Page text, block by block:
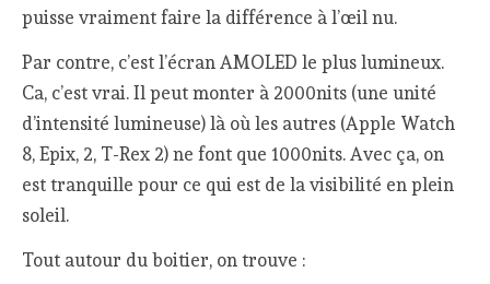
puisse vraiment faire la différence à l’œil nu.
Par contre, c’est l’écran AMOLED le plus lumineux.
Ca, c’est vrai. Il peut monter à 2000nits (une unité
d’intensité lumineuse) là où les autres (Apple Watch
8, Epix, 2, T-Rex 2) ne font que 1000nits. Avec ça, on
est tranquille pour ce qui est de la visibilité en plein
soleil.
Tout autour du boitier, on trouve :